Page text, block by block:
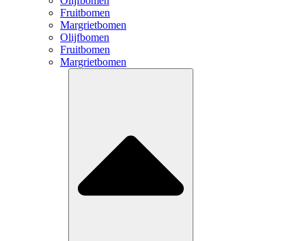
Fruitbomen
Margrietbomen
Olijfbomen
Fruitbomen
Margrietbomen